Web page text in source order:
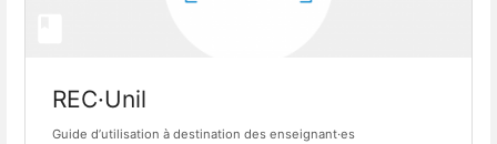
REC·Unil
Guide d’utilisation à destination des enseignant·es